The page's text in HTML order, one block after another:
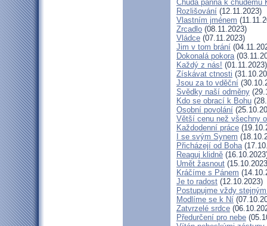
Chudá panna k chudému
Rozlišování (12.11.2023)
Vlastním jménem
Zrcadlo (08.11.2023)
Vládce (07.11.2023)
Jim v tom brání
Dokonalá pokora
Každý z nás! (01.11.2023)
Získávat ctnosti
Jsou za to vděční
Svědky naší odměny
Kdo se obrací k Bohu
Osobní povolání
Větší cenu než všechny
Každodenní práce
I se svým Synem
Přicházejí od Boha
Reaguj klidně
Umět žasnout
Kráčíme s Pánem
Je to radost (12.10.2023)
Postupujme vždy
Modlíme se k Ní
Zatvrzelé srdce
Předurčení pro nebe